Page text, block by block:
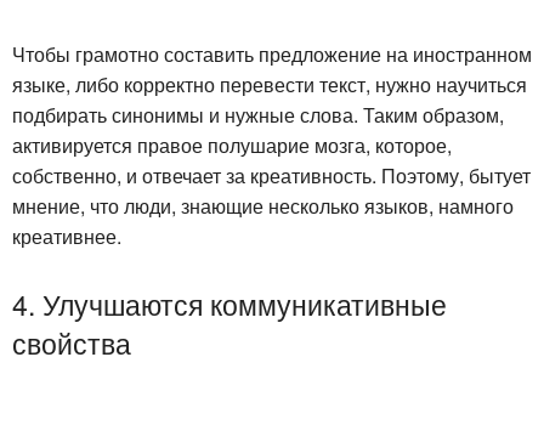
Чтобы грамотно составить предложение на иностранном
языке, либо корректно перевести текст, нужно научиться
подбирать синонимы и нужные слова. Таким образом,
активируется правое полушарие мозга, которое,
собственно, и отвечает за креативность. Поэтому, бытует
мнение, что люди, знающие несколько языков, намного
креативнее.
4. Улучшаются коммуникативные
свойства